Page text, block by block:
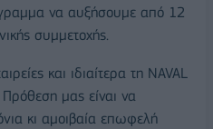
να αυξήσουμε από 12
συμμετοχής.
και ιδιαίτερα τη NAVAL
Πρόθεση μας είναι να
κι αμοιβαία επωφελή